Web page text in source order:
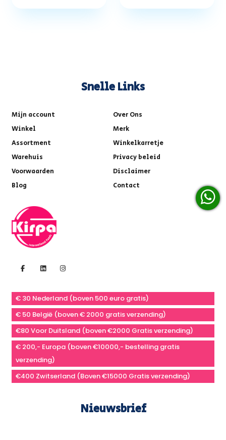
Snelle Links
Mijn account
Over Ons
Winkel
Merk
Assortment
Winkelkarretje
Warehuis
Privacy beleid
Voorwaarden
Disclaimer
Blog
Contact
€ 30 Nederland (boven 500 euro gratis)
€ 50 België (boven € 2000 gratis verzending)
€80 Voor Duitsland (boven €2000 Gratis verzending)
€ 200,- Europa (boven €10000,- bestelling gratis
verzending)
€400 Zwitserland (Boven €15000 Gratis verzending)
Nieuwsbrief